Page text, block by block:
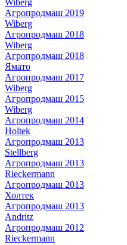
Wiberg
Агропродмаш 2019
Wiberg
Агропродмаш 2018
Wiberg
Агропродмаш 2018
Ямато
Агропродмаш 2017
Wiberg
Агропродмаш 2015
Wiberg
Агропродмаш 2014
Holtek
Агропродмаш 2013
Stellberg
Агропродмаш 2013
Rieckermann
Агропродмаш 2013
Холтек
Агропродмаш 2013
Andritz
Агропродмаш 2012
Rieckermann